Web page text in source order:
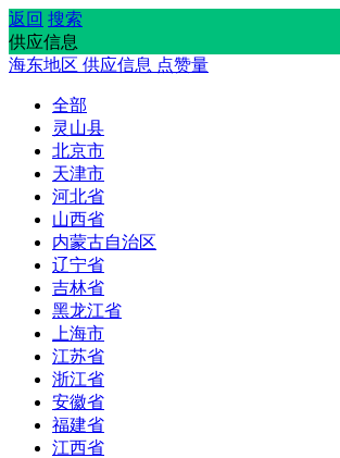
返回 搜索
供应信息
海东地区 供应信息 点赞量
全部
灵山县
北京市
天津市
河北省
山西省
内蒙古自治区
辽宁省
吉林省
黑龙江省
上海市
江苏省
浙江省
安徽省
福建省
江西省